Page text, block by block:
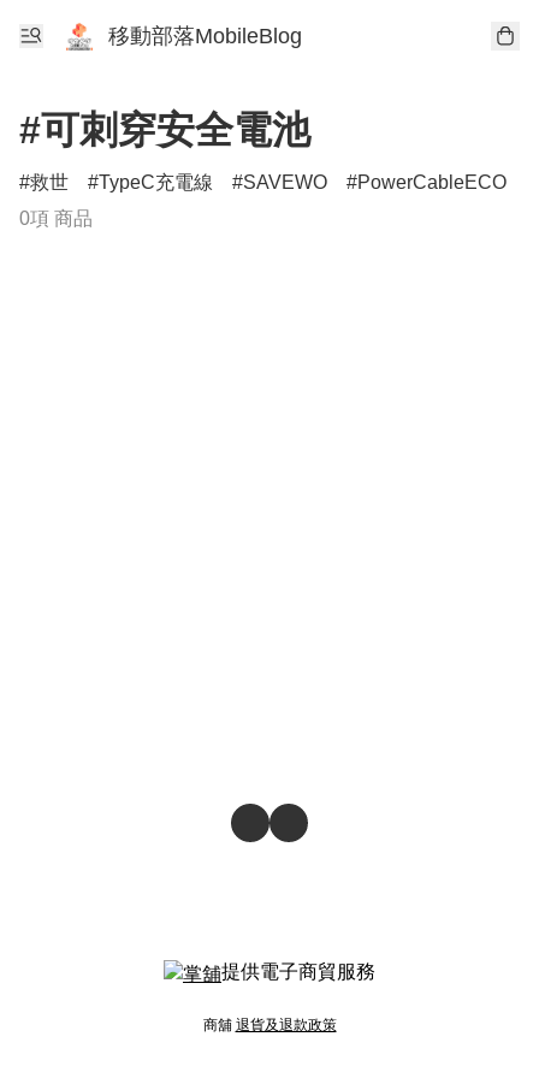
移動部落MobileBlog
#可刺穿安全電池
救世 TypeC充電線 SAVEWO PowerCableECO
0項 商品
提供電子商貿服務
商舖 退貨及退款政策